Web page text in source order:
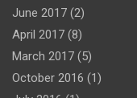
June 2017 (2)
April 2017 (8)
March 2017 (5)
October 2016 (1)